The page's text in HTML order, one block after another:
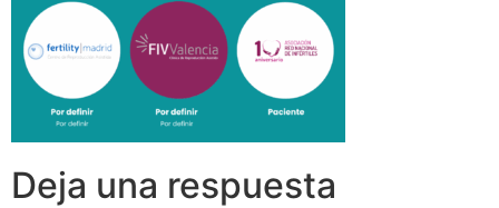
Deja una respuesta